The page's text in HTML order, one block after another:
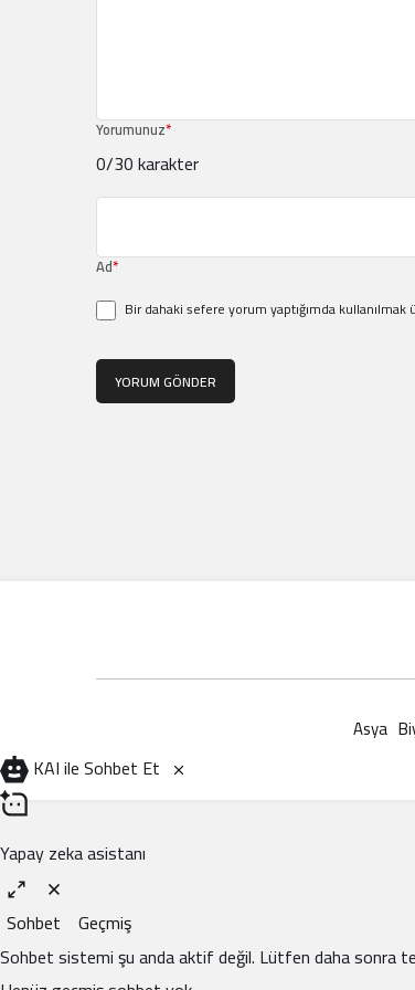
Yorumunuz*
0/30 karakter
Ad*
Bir dahaki sefere yorum yaptığımda
YORUM GÖNDER
Asya
KAI ile Sohbet Et
Yapay zeka asistanı
Sohbet Geçmiş
Sohbet sistemi şu anda aktif değil. Lütfen daha sonra